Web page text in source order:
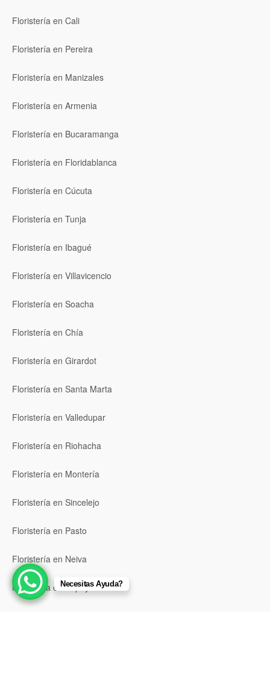
Floristería en Cali
Floristería en Pereira
Floristería en Manizales
Floristería en Armenia
Floristería en Bucaramanga
Floristería en Floridablanca
Floristería en Cúcuta
Floristería en Tunja
Floristería en Ibagué
Floristería en Villavicencio
Floristería en Soacha
Floristería en Chía
Floristería en Girardot
Floristería en Santa Marta
Floristería en Valledupar
Floristería en Riohacha
Floristería en Montería
Floristería en Sincelejo
Floristería en Pasto
Floristería en Neiva
Floristería en Popayán
Necesitas Ayuda?